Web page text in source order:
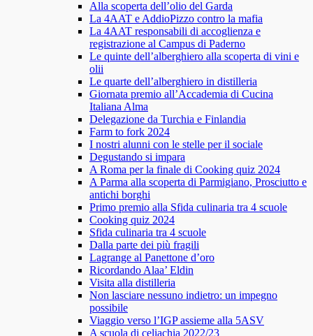
Alla scoperta dell’olio del Garda
La 4AAT e AddioPizzo contro la mafia
La 4AAT responsabili di accoglienza e
registrazione al Campus di Paderno
Le quinte dell’alberghiero alla scoperta di vini e
olii
Le quarte dell’alberghiero in distilleria
Giornata premio all’Accademia di Cucina
Italiana Alma
Delegazione da Turchia e Finlandia
Farm to fork 2024
I nostri alunni con le stelle per il sociale
Degustando si impara
A Roma per la finale di Cooking quiz 2024
A Parma alla scoperta di Parmigiano, Prosciutto e
antichi borghi
Primo premio alla Sfida culinaria tra 4 scuole
Cooking quiz 2024
Sfida culinaria tra 4 scuole
Dalla parte dei più fragili
Lagrange al Panettone d’oro
Ricordando Alaa’ Eldin
Visita alla distilleria
Non lasciare nessuno indietro: un impegno
possibile
Viaggio verso l’IGP assieme alla 5ASV
A scuola di celiachia 2022/23